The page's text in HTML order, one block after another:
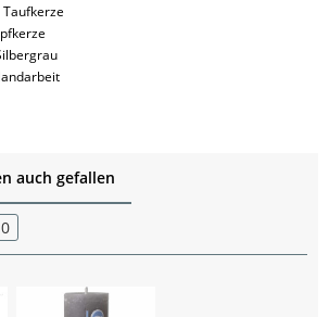
auch gefallen
0